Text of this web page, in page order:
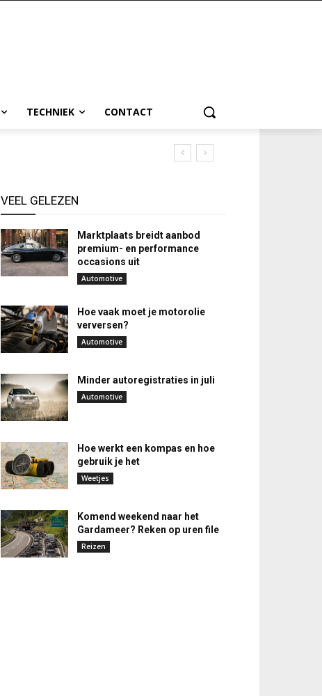
TECHNIEK CONTACT
VEEL GELEZEN
Marktplaats breidt aanbod
premium- en performance
occasions uit
Automotive
Hoe vaak moet je motorolie
verversen?
Automotive
Minder autoregistraties in juli
Automotive
Hoe werkt een kompas en hoe
gebruik je het
Weetjes
Komend weekend naar het
Gardameer? Reken op uren file
Reizen